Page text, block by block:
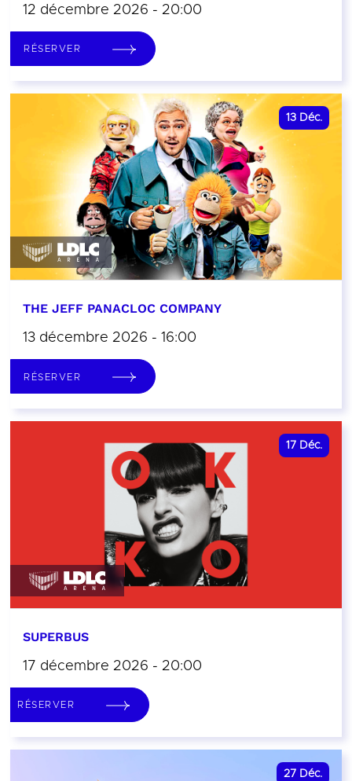
12 décembre 2026 - 20:00
RÉSERVER
13 Déc.
THE JEFF PANACLOC COMPANY
13 décembre 2026 - 16:00
RÉSERVER
17 Déc.
SUPERBUS
17 décembre 2026 - 20:00
RÉSERVER
27 Déc.